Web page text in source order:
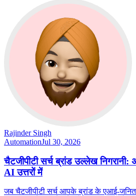
Rajinder Singh
AutomationJul 30, 2026
चैटजीपीटी सर्च ब्रांड उल्लेख
AI उत्तरों में
जब चैटजीपीटी सर्च आपके ब्रांड के एआई-